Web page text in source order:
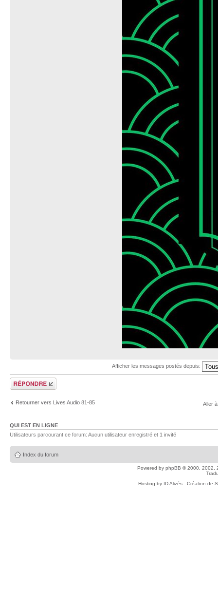
Afficher les messages postés depuis:
Répondre
Retourner vers Lives Audio 81-85 Aller
QUI EST EN LIGNE
Utilisateurs parcourant ce forum: Aucun utilisateur enregistré et 1 invité
Index du forum
Powered by phpBB © 2000, 2002,
Hosting by
ID Alizés - Création de